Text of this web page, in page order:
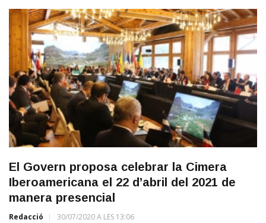
El Govern proposa celebrar la Cimera
Iberoamericana el 22 d’abril del 2021 de
manera presencial
Redacció 30/07/2020 A LES 13:06